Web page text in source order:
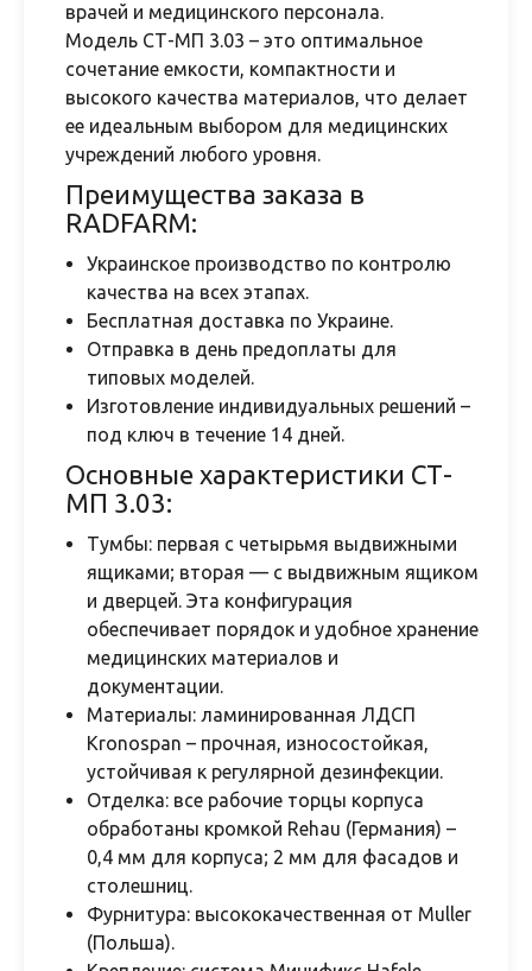
врачей и медицинского персонала.
Модель СТ-МП 3.03 – это оптимальное
сочетание емкости, компактности и
высокого качества материалов, что делает
ее идеальным выбором для медицинских
учреждений любого уровня.
Преимущества заказа в
RADFARM:
Украинское производство по контролю
качества на всех этапах.
Бесплатная доставка по Украине.
Отправка в день предоплаты для
типовых моделей.
Изготовление индивидуальных решений –
под ключ в течение 14 дней.
Основные характеристики СТ-
МП 3.03:
Тумбы: первая с четырьмя выдвижными
ящиками; вторая — с выдвижным ящиком
и дверцей. Эта конфигурация
обеспечивает порядок и удобное хранение
медицинских материалов и
документации.
Материалы: ламинированная ЛДСП
Kronospan – прочная, износостойкая,
устойчивая к регулярной дезинфекции.
Отделка: все рабочие торцы корпуса
обработаны кромкой Rehau (Германия) –
0,4 мм для корпуса; 2 мм для фасадов и
столешниц.
Фурнитура: высококачественная от Muller
(Польша).